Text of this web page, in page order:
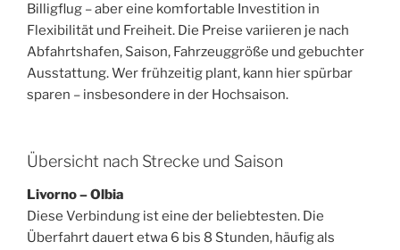
Billigflug – aber eine komfortable Investition in
Flexibilität und Freiheit. Die Preise variieren je nach
Abfahrtshafen, Saison, Fahrzeuggröße und gebuchter
Ausstattung. Wer frühzeitig plant, kann hier spürbar
sparen – insbesondere in der Hochsaison.
Übersicht nach Strecke und Saison
Livorno – Olbia
Diese Verbindung ist eine der beliebtesten. Die
Überfahrt dauert etwa 6 bis 8 Stunden, häufig als